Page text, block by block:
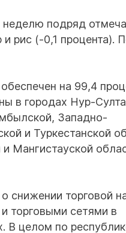
неделю подряд
рис (-0,1 процента).
на 99,4
в городах Нур-
Западно-
и Туркестанской
Мангистауской
снижении торговой
торговыми сетями в
В целом по